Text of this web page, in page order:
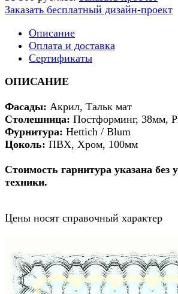
Заказать бесплатный дизайн-проект
Описание
Оплата и доставка
Сертификаты
ОПИСАНИЕ
Фасады: Акрил, Тальк мат
Столешница: Постформинг, 38мм,
Фурнитура: Hettich / Blum
Цоколь: ПВХ, Хром, 100мм
Стоимость гарнитура указана без
техники.
Цены носят справочный характер